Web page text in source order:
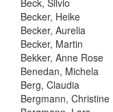
Becker, Heike
Becker, Aurelia
Becker, Martin
Bekker, Anne Rose
Benedan, Michela
Berg, Claudia
Bergmann, Christine